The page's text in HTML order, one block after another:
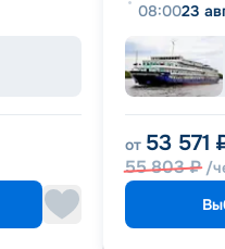
08:0023
от 53 571
55 803₽ /